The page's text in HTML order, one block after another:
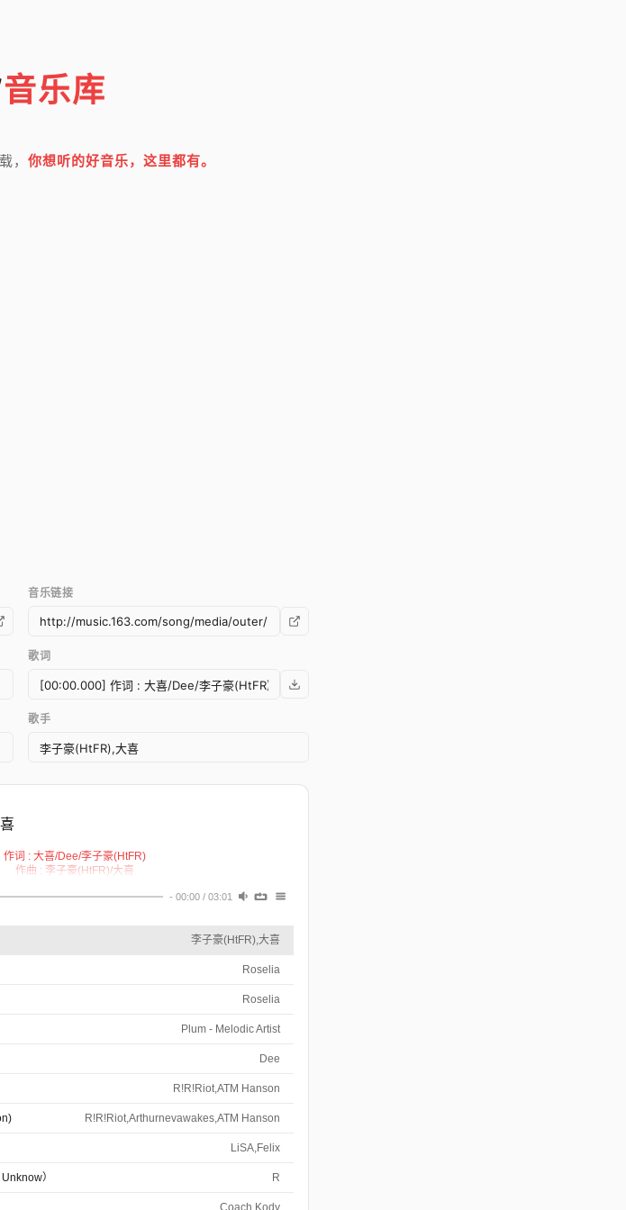
音乐库
， 你想听的好音乐，这里都有。
音乐链接
歌词
歌手
作词 : 大喜/Dee/李子豪(HtFR)
作曲 : 李子豪(HtFR)/大喜
和声编写: 李子豪(HtFR)
已看不到的你
- 00:00 / 03:01
李子豪(HtFR),大喜
Roselia
Roselia
Plum - Melodic Artist
Dee
R!R!Riot,ATM Hanson
R!R!Riot,Arthurnevawakes,ATM Hanson
LiSA,Felix
） R
Coach Kody